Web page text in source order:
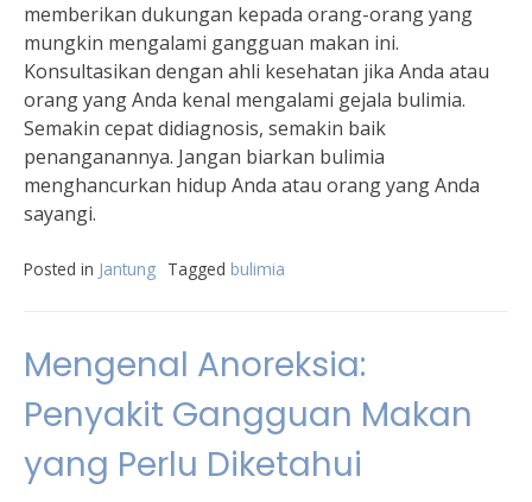
memberikan dukungan kepada orang-orang yang
mungkin mengalami gangguan makan ini.
Konsultasikan dengan ahli kesehatan jika Anda atau
orang yang Anda kenal mengalami gejala bulimia.
Semakin cepat didiagnosis, semakin baik
penanganannya. Jangan biarkan bulimia
menghancurkan hidup Anda atau orang yang Anda
sayangi.
Posted in Jantung Tagged bulimia
Mengenal Anoreksia:
Penyakit Gangguan Makan
yang Perlu Diketahui